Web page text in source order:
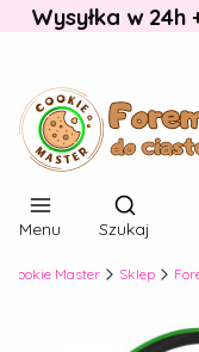
Wysyłka w
Menu
Otwórz
Szukaj
Cookie Master Sklep